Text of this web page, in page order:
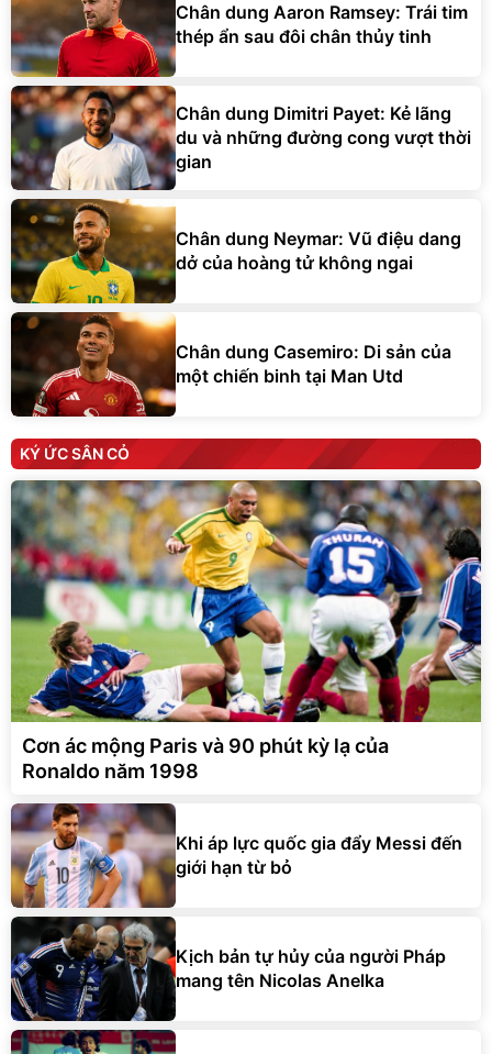
Chân dung Aaron Ramsey: Trái tim
thép ẩn sau đôi chân thủy tinh
Chân dung Dimitri Payet: Kẻ lãng
du và những đường cong vượt thời
gian
Chân dung Neymar: Vũ điệu dang
dở của hoàng tử không ngai
Chân dung Casemiro: Di sản của
một chiến binh tại Man Utd
KÝ ỨC SÂN CỎ
Cơn ác mộng Paris và 90 phút kỳ lạ của
Ronaldo năm 1998
Khi áp lực quốc gia đẩy Messi đến
giới hạn từ bỏ
Kịch bản tự hủy của người Pháp
mang tên Nicolas Anelka